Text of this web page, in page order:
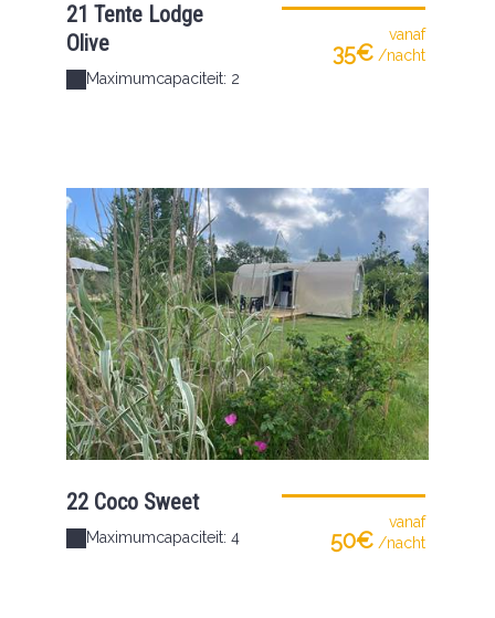
21 Tente Lodge
Olive
Maximumcapaciteit: 2
vanaf
35€ /nacht
22 Coco Sweet
Maximumcapaciteit: 4
vanaf
50€ /nacht